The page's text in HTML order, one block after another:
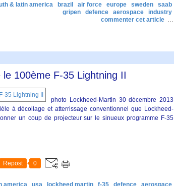
& latin america brazil air force europe sweden
saab
gripen
defence aerospace
industry
commenter cet article …
100ème F-35 Lightning II
photo Lockheed-Martin 30 décembre 2013
à décollage et atterrissage conventionnel que Lockheed-
un coup de projecteur sur le sinueux programme F-35
Repost 0
america usa lockheed martin f-35 defence
aerospace